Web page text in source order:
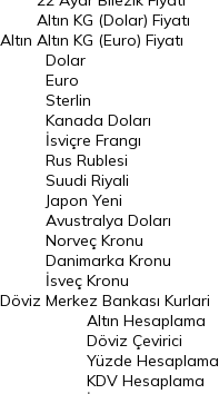
Dolar Kuru
Euro Kuru
Pound Kuru
Frank Kuru
Riyal Kuru
Avustralya Doları
Danimarka Kronu Kuru
Kanada Doları Kuru
Norveç Kronu Kuru
İsveç Kronu Kuru
Japon Yeni Kuru
Altın
Altın KG (Dolar) Fiyatı
Altın KG (Euro) Fiyatı
Döviz
Dolar
Euro
Sterlin
Kanada Doları
İsviçre Frangı
Rus Rublesi
Suudi Riyali
Japon Yeni
Avustralya Doları
Norveç Kronu
Danimarka Kronu
İsveç Kronu
Merkez Bankası Kurlari
Altın Hesaplama
Döviz Çevirici
Yüzde Hesaplama
KDV Hesaplama